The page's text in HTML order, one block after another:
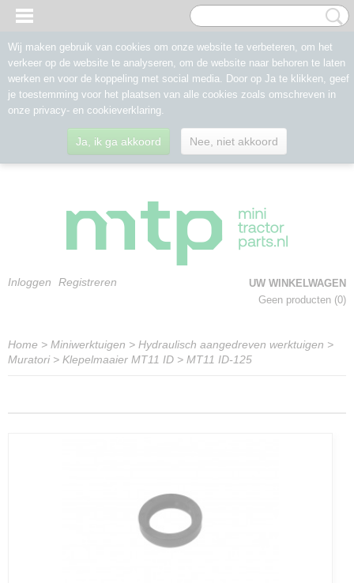
Inloggen Registreren
UW WINKELWAGEN
Geen producten (0)
Home > Miniwerktuigen > Hydraulisch aangedreven werktuigen >
Muratori> Klepelmaaier MT11 ID > MT11 ID-125
Wij maken gebruik van cookies om onze website te verbeteren, om het
verkeer op de website te analyseren, om de website naar behoren te laten
werken en voor de koppeling met social media. Door op Ja te klikken, geef
je toestemming voor het plaatsen van alle cookies zoals omschreven in
onze privacy- en cookieverklaring.
Ja, ik ga akkoord Nee, niet akkoord